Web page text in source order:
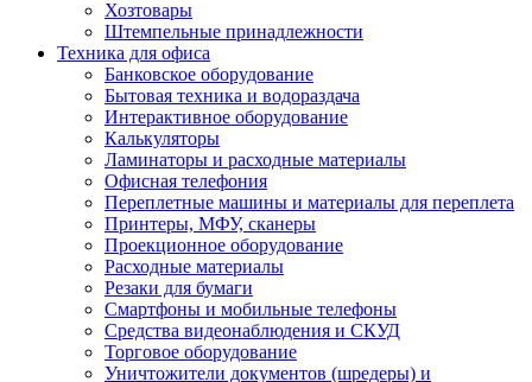
Хозтовары
Штемпельные принадлежности
Техника для офиса
Банковское оборудование
Бытовая техника и водораздача
Интерактивное оборудование
Калькуляторы
Ламинаторы и расходные материалы
Офисная телефония
Переплетные машины и материалы для переплета
Принтеры, МФУ, сканеры
Проекционное оборудование
Расходные материалы
Резаки для бумаги
Смартфоны и мобильные телефоны
Средства видеонаблюдения и СКУД
Торговое оборудование
Уничтожители документов (шредеры) и